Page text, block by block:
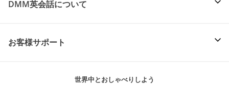
DMM英会話について
お客様サポート
世界中とおしゃべりしよう